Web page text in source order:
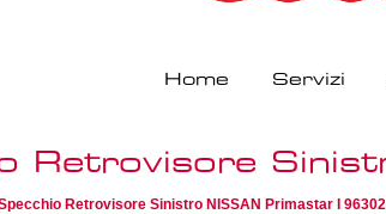
Home Servizi
Retrovisore
Retrovisore Sinistro NISSAN Primastar I